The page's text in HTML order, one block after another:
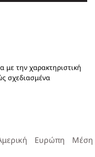
με την χαρακτηριστική
σχεδιασμένα
Ευρώπη Μέση